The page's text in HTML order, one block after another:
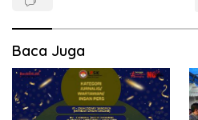
Baca Juga